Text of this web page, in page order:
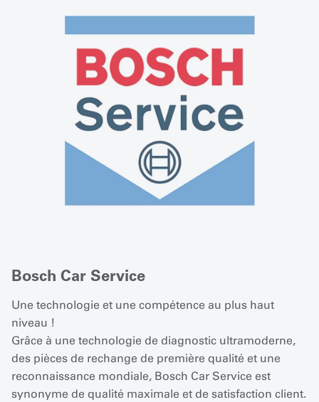
Bosch Car Service
Une technologie et une compétence au plus haut
niveau !
Grâce à une technologie de diagnostic ultramoderne,
des pièces de rechange de première qualité et une
reconnaissance mondiale, Bosch Car Service est
synonyme de qualité maximale et de satisfaction client.